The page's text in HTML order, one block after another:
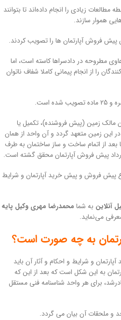
زیادی را انجام داده‌اند تا بتوانند
هموار سازند.
مطروحه در دادسراها کاسته است، اما
را از انجام پیمانی کاملا شفاف ناتوان
مالک زمین (پیش فروشنده)، تکمیل یا
زمین متعهد گردد و آن واحد از همان
بعد از اتمام ساخت و ساز ساختمان به طرف
پیش فروش آپارتمان محقق گشته است.
پیش فروش و پیش خرید آپارتمان و شرایط
آنلاین به شما محمدرضا مهری وکیل پایه
می‌نماید.
به چه صورت است؟
و شرایط و احکام و آثار آن باید
به این شکل است که بعد از این که
برای هر واحد شناسنامه فنی مستقل
و ملحقات آن بیان می گردد.